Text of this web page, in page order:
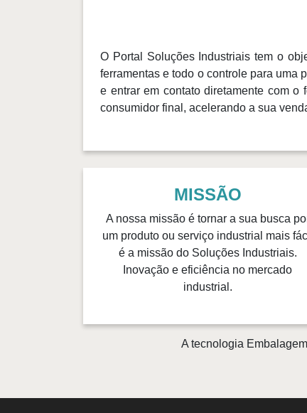
O Portal Soluções Industriais tem o
ferramentas e todo o controle para uma
e entrar em contato diretamente com
consumidor final, acelerando a sua
MISSÃO
A nossa missão é tornar a sua busca
um produto ou serviço industrial mais
é a missão do Soluções Industriais.
Inovação e eficiência no mercado
industrial.
A tecnologia